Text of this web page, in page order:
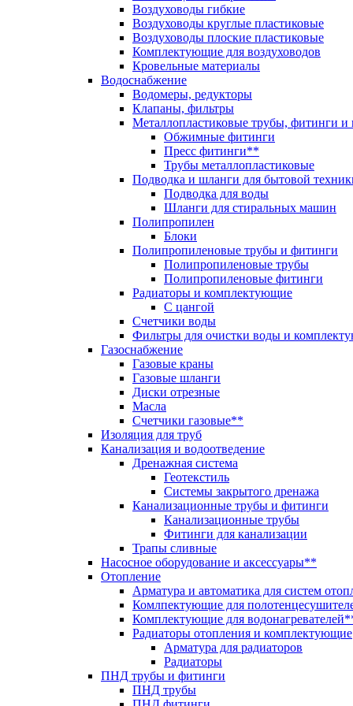
Воздуховоды гибкие
Воздуховоды круглые пластиковые
Воздуховоды плоские пластиковые
Комплектующие для воздуховодов
Кровельные материалы
Водоснабжение
Водомеры, редукторы
Клапаны, фильтры
Металлопластиковые трубы, фитинги
Обжимные фитинги
Пресс фитинги**
Трубы металлопластиковые
Подводка и шланги для бытовой
Подводка для воды
Шланги для стиральных машин
Полипропилен
Блоки
Полипропиленовые трубы и фитинги
Полипропиленовые трубы
Полипропиленовые фитинги
Радиаторы и комплектующие
С цангой
Счетчики воды
Фильтры для очистки воды и
Газоснабжение
Газовые краны
Газовые шланги
Диски отрезные
Масла
Счетчики газовые**
Изоляция для труб
Канализация и водоотведение
Дренажная система
Геотекстиль
Системы закрытого дренажа
Канализационные трубы и фитинги
Канализационные трубы
Фитинги для канализации
Трапы сливные
Насосное оборудование и аксессуары**
Отопление
Арматура и автоматика для систем
Комлпектующие для
Комплектующие для
Радиаторы отопления и комплектующие
Арматура для радиаторов
Радиаторы
ПНД трубы и фитинги
ПНД трубы